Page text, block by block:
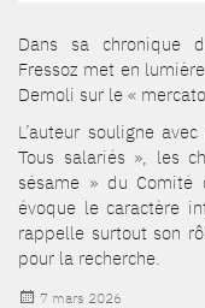
Dans sa chronique
Fressoz met en
Demoli sur le «
L’auteur souligne
Tous salariés », les
sésame » du Comité
évoque le caractère
rappelle surtout son
pour la recherche.
Publié
7 mars 2026